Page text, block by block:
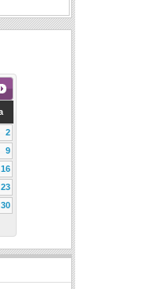
2
9
16
23
30